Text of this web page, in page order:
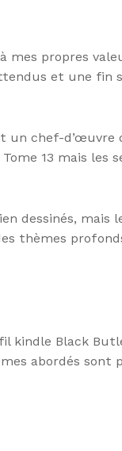
propres
et une fin
chef-d’œuvre
13 mais les
dessinés, mais
thèmes
kindle Black
abordés sont